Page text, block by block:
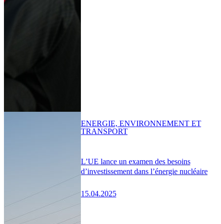
L’UE lance un examen des besoins
d’investissement dans l’énergie nucléaire
15.04.2025
ENERGIE, ENVIRONNEMENT ET
TRANSPORT